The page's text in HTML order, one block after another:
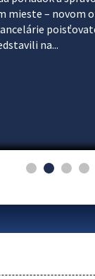
mieste – novom
na...